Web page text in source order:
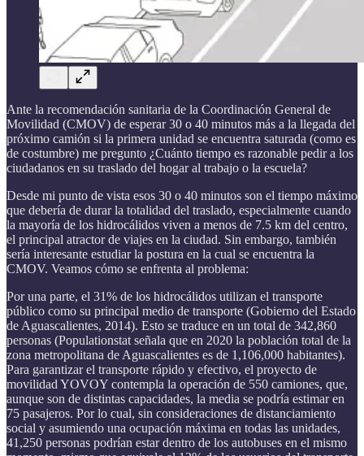
Ante la recomendación sanitaria de la Coordinación General de
Movilidad (CMOV) de esperar 30 o 40 minutos más a la llegada del
próximo camión si la primera unidad se encuentra saturada (como es
de costumbre) me pregunto ¿Cuánto tiempo es razonable pedir a los
ciudadanos en su traslado del hogar al trabajo o la escuela?
Desde mi punto de vista esos 30 o 40 minutos son el tiempo máximo
que debería de durar la totalidad del traslado, especialmente cuando
la mayoría de los hidrocálidos viven a menos de 7.5 km del centro,
el principal atractor de viajes en la ciudad. Sin embargo, también
sería interesante estudiar la postura en la cual se encuentra la
CMOV. Veamos cómo se enfrenta al problema:
Por una parte, el 31% de los hidrocálidos utilizan el transporte
público como su principal medio de transporte (Gobierno del Estado
de Aguascalientes, 2014). Esto se traduce en un total de 342,860
personas (Populationstat señala que en 2020 la población total de la
zona metropolitana de Aguascalientes es de 1,106,000 habitantes).
Para garantizar el transporte rápido y efectivo, el proyecto de
movilidad YOVOY contempla la operación de 550 camiones, que,
aunque son de distintas capacidades, la media se podría estimar en
75 pasajeros. Por lo cual, sin consideraciones de distanciamiento
social y asumiendo una ocupación máxima en todas las unidades,
41,250 personas podrían estar dentro de los autobuses en el mismo